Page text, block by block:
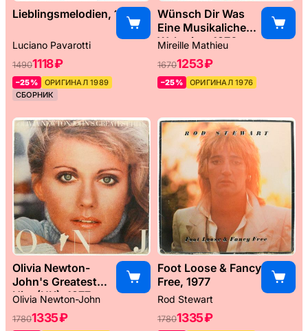
Lieblingsmelodien, 1989
Luciano Pavarotti
14901118 ₽
–25%
ОРИГИНАЛ 1989
СБОРНИК
Wünsch Dir Was
Eine Musikaliche
Weltreise, 1976
Mireille Mathieu
16701253 ₽
–25% ОРИГИНАЛ 1976
Olivia Newton-
John's Greatest
Hits (UK), 1977
Olivia Newton-John
17801335 ₽
Foot Loose & Fancy
Free, 1977
Rod Stewart
17801335 ₽